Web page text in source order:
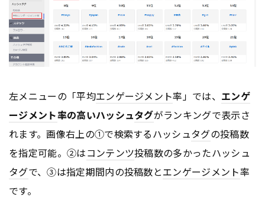
左メニューの「平均エンゲージメント率」では、 エンゲ
ージメント率の高いハッシュタグがランキングで表示さ
れます。画像右上の①で検索するハッシュタグの投稿数
を指定可能。②はコンテンツ投稿数の多かったハッシュ
タグで、③は指定期間内の投稿数とエンゲージメント率
です。